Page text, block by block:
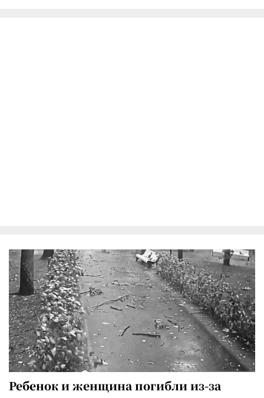
Ребенок и женщина погибли из-за